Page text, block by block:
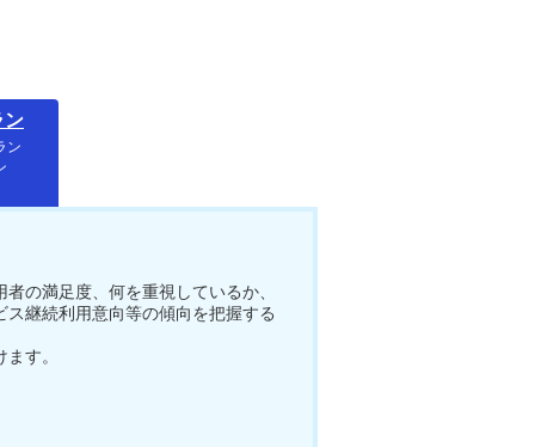
ン
ン
の満足度、何を重視しているか、
継続利用意向等の傾向を把握する
す。